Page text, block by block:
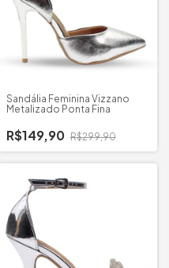
Sandália Feminina Vizzano
Metalizado Ponta Fina
R$149,90 R$299,90